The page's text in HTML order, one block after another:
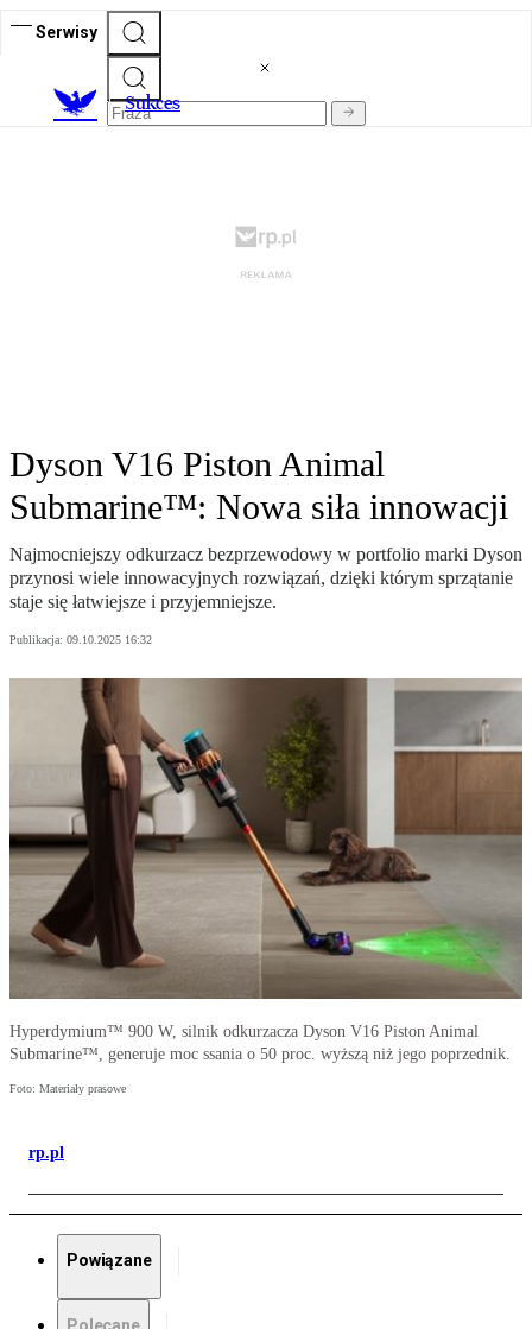
Serwisy
Sukces
Dyson V16 Piston Animal
Submarine™: Nowa siła innowacji
Najmocniejszy odkurzacz bezprzewodowy w portfolio marki Dyson
przynosi wiele innowacyjnych rozwiązań, dzięki którym sprzątanie
staje się łatwiejsze i przyjemniejsze.
Publikacja: 09.10.2025 16:32
Hyperdymium™ 900 W, silnik odkurzacza Dyson V16 Piston Animal
Submarine™, generuje moc ssania o 50 proc. wyższą niż jego poprzednik.
Foto: Materiały prasowe
rp.pl
Powiązane